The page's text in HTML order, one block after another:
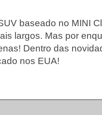
baseado no MINI
largos. Mas por
Dentro das
nos EUA!